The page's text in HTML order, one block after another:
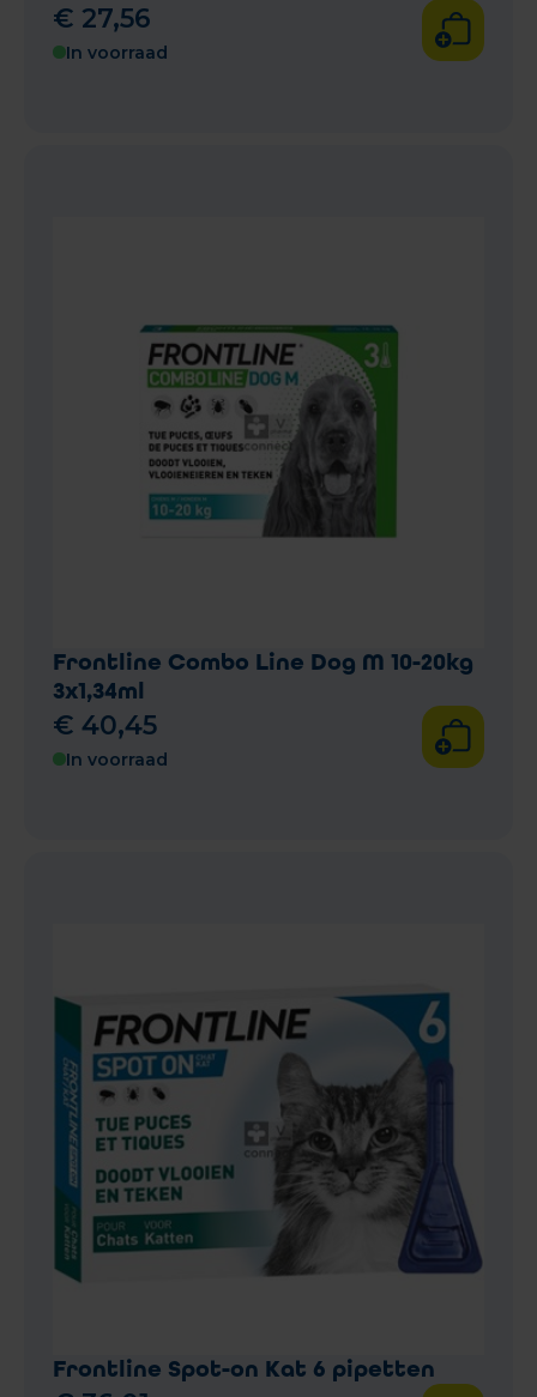
€ 27,56
In voorraad
Frontline Combo Line Dog M 10-20kg
3x1,34ml
€ 40,45
In voorraad
Frontline Spot-on Kat 6 pipetten